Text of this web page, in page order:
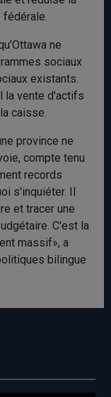
ne
sociaux
existants.
la vente d'actifs
caisse.
province ne
compte tenu
records
s'inquiéter. Il
et tracer une
C'est la
massif», a
bilingue